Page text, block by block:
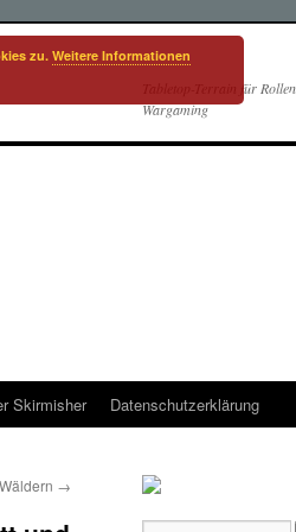
Tabletop-Terrain für
Wargaming
Skirmisher Datenschutzerklärung
→
zu. Weitere Informationen